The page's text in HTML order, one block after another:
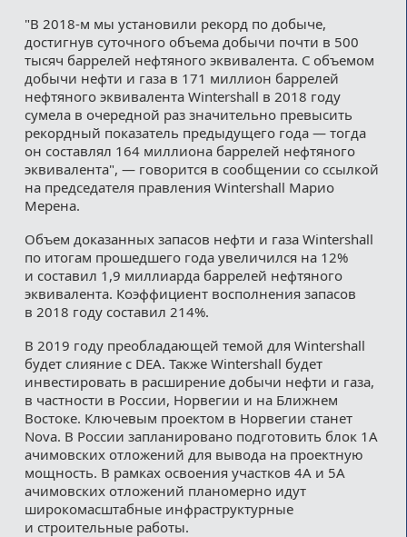
"В 2018-м мы установили рекорд по добыче,
достигнув суточного объема добычи почти в 500
тысяч баррелей нефтяного эквивалента. С объемом
добычи нефти и газа в 171 миллион баррелей
нефтяного эквивалента Wintershall в 2018 году
сумела в очередной раз значительно превысить
рекордный показатель предыдущего года — тогда
он составлял 164 миллиона баррелей нефтяного
эквивалента", — говорится в сообщении со ссылкой
на председателя правления Wintershall Марио
Мерена.
Объем доказанных запасов нефти и газа Wintershall
по итогам прошедшего года увеличился на 12%
и составил 1,9 миллиарда баррелей нефтяного
эквивалента. Коэффициент восполнения запасов
в 2018 году составил 214%.
В 2019 году преобладающей темой для Wintershall
будет слияние с DEA. Также Wintershall будет
инвестировать в расширение добычи нефти и газа,
в частности в России, Норвегии и на Ближнем
Востоке. Ключевым проектом в Норвегии станет
Nova. В России запланировано подготовить блок 1А
ачимовских отложений для вывода на проектную
мощность. В рамках освоения участков 4A и 5A
ачимовских отложений планомерно идут
широкомасштабные инфраструктурные
и строительные работы.